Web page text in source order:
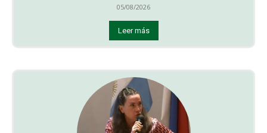
05/08/2026
Leer más